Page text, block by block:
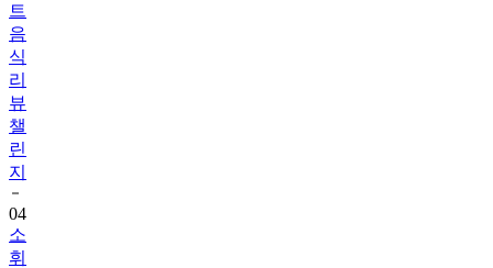
트
음
식
리
뷰
챌
린
지
04
소
휘